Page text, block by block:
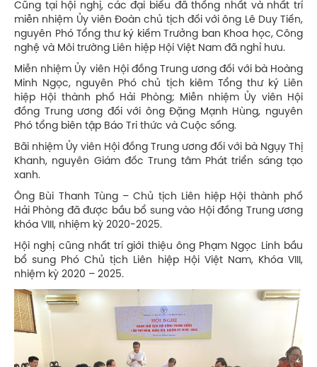
Cũng tại hội nghị, các đại biểu đã thống nhất và nhất trí
miễn nhiệm Ủy viên Đoàn chủ tịch đối với ông Lê Duy Tiến,
nguyên Phó Tổng thư ký kiếm Trưởng ban Khoa học, Công
nghệ và Môi trường Liên hiệp Hội Việt Nam đã nghỉ hưu.
Miễn nhiệm Ủy viên Hội đồng Trung ương đối với bà Hoàng
Minh Ngọc, nguyên Phó chủ tịch kiêm Tổng thư ký Liên
hiệp Hội thành phố Hải Phòng; Miễn nhiệm Ủy viên Hội
đồng Trung ương đối với ông Đặng Mạnh Hùng, nguyên
Phó tổng biên tập Báo Tri thức và Cuộc sống.
Bãi nhiệm Ủy viên Hội đồng Trung ương đối với bà Ngụy Thị
Khanh, nguyên Giám đốc Trung tâm Phát triển sáng tạo
xanh.
Ông Bùi Thanh Tùng – Chủ tịch Liên hiệp Hội thành phố
Hải Phòng đã được bầu bổ sung vào Hội đồng Trung ương
khóa VIII, nhiệm kỳ 2020-2025.
Hội nghị cũng nhất trí giới thiệu ông Phạm Ngọc Linh bầu
bổ sung Phó Chủ tịch Liên hiệp Hội Việt Nam, Khóa VIII,
nhiệm kỳ 2020 – 2025.